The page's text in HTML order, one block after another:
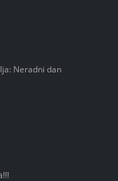
Neradni dan